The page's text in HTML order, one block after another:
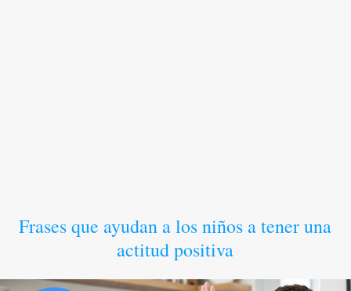
Frases que ayudan a los niños a tener una
actitud positiva